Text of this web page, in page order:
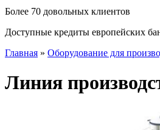
Более 70 довольных клиентов
Доступные кредиты европейских
Главная » Оборудование для
Линия